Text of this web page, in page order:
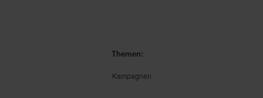
Themen:
Kampagnen